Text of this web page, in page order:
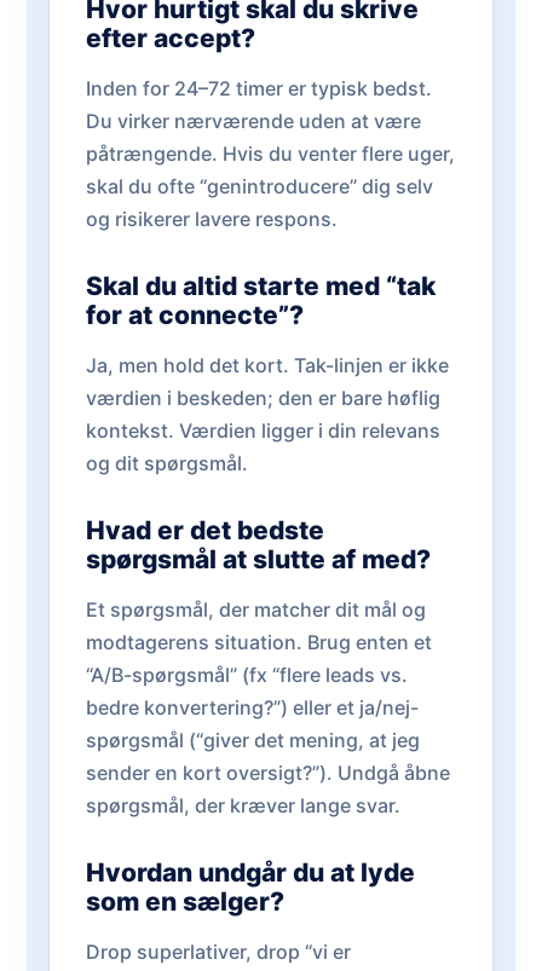
Hvor hurtigt skal du skrive
efter accept?
Inden for 24–72 timer er typisk bedst.
Du virker nærværende uden at være
påtrængende. Hvis du venter flere uger,
skal du ofte “genintroducere” dig selv
og risikerer lavere respons.
Skal du altid starte med “tak
for at connecte”?
Ja, men hold det kort. Tak-linjen er ikke
værdien i beskeden; den er bare høflig
kontekst. Værdien ligger i din relevans
og dit spørgsmål.
Hvad er det bedste
spørgsmål at slutte af med?
Et spørgsmål, der matcher dit mål og
modtagerens situation. Brug enten et
“A/B-spørgsmål” (fx “flere leads vs.
bedre konvertering?”) eller et ja/nej-
spørgsmål (“giver det mening, at jeg
sender en kort oversigt?”). Undgå åbne
spørgsmål, der kræver lange svar.
Hvordan undgår du at lyde
som en sælger?
Drop superlativer, drop “vi er